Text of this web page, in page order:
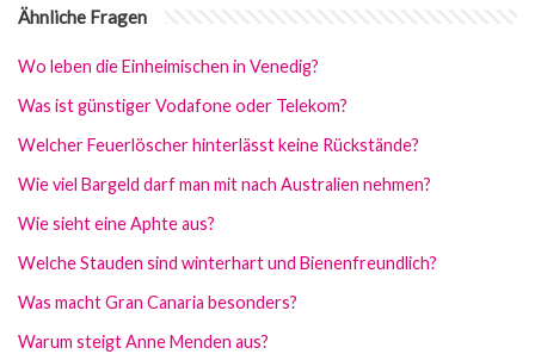
Ähnliche Fragen
Wo leben die Einheimischen in Venedig?
Was ist günstiger Vodafone oder Telekom?
Welcher Feuerlöscher hinterlässt keine Rückstände?
Wie viel Bargeld darf man mit nach Australien nehmen?
Wie sieht eine Aphte aus?
Welche Stauden sind winterhart und Bienenfreundlich?
Was macht Gran Canaria besonders?
Warum steigt Anne Menden aus?